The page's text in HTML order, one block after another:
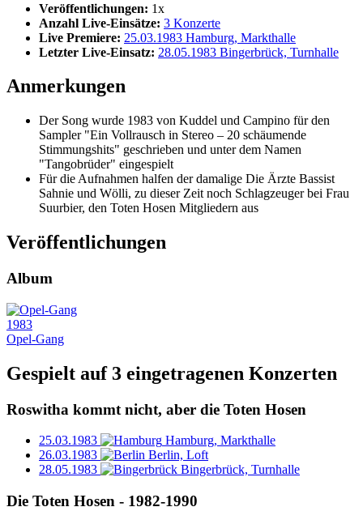
Veröffentlichungen: 1x
Anzahl Live-Einsätze: 3 Konzerte
Live Premiere: 25.03.1983 Hamburg, Markthalle
Letzter Live-Einsatz: 28.05.1983 Bingerbrück, Turnhalle
Anmerkungen
Der Song wurde 1983 von Kuddel und Campino für den
Sampler "Ein Vollrausch in Stereo – 20 schäumende
Stimmungshits" geschrieben und unter dem Namen
"Tangobrüder" eingespielt
Für die Aufnahmen halfen der damalige Die Ärzte Bassist
Sahnie und Wölli, zu dieser Zeit noch Schlagzeuger bei Frau
Suurbier, den Toten Hosen Mitgliedern aus
Veröffentlichungen
Album
1983
Opel-Gang
Gespielt auf 3 eingetragenen Konzerten
Roswitha kommt nicht, aber die Toten Hosen
25.03.1983
Hamburg, Markthalle
26.03.1983
Berlin, Loft
28.05.1983
Bingerbrück, Turnhalle
Die Toten Hosen - 1982-1990